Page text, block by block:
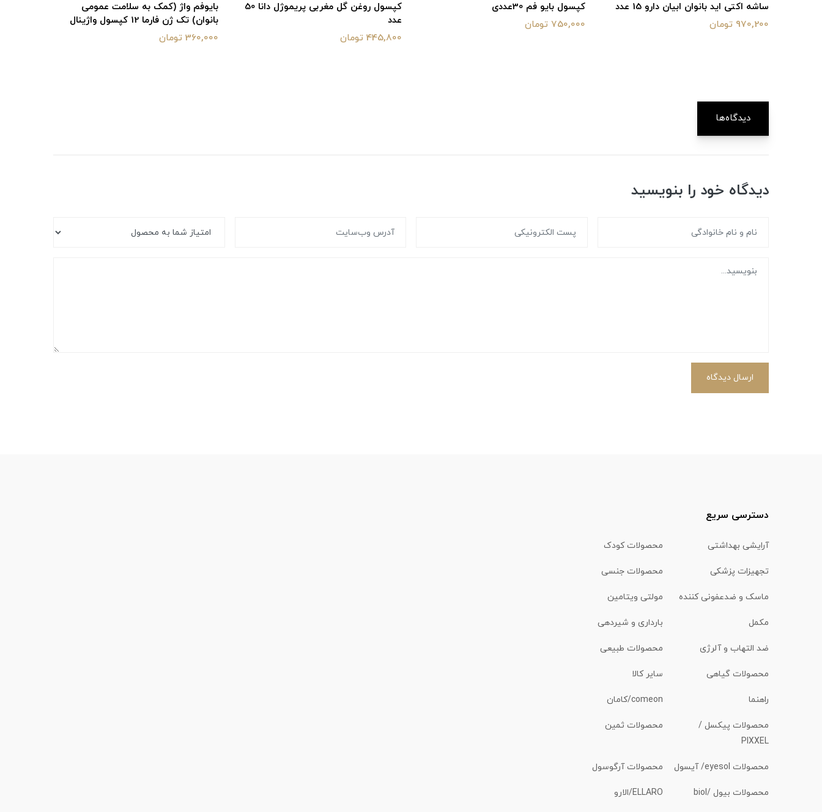
ساشه اکتی اید بانوان ابیان دارو 15 عدد
970,200 تومان
کپسول بایو فم 30عددی
750,000 تومان
کپسول روغن گل مغربی پریموژل دانا 50
عدد
445,800 تومان
بایوفم واژ (کمک به سلامت عمومی
بانوان) تک ژن فارما 12 کپسول واژینال
360,000 تومان
دیدگاه‌ها
دیدگاه خود را بنویسید
ارسال دیدگاه
دسترسی سریع
آرایشی بهداشتی محصولات کودک
تجهیزات پزشکی محصولات جنسی
ماسک و ضدعفونی کننده مولتی ویتامین
مکمل بارداری و شیردهی
ضد التهاب و آلرژی محصولات طبیعی
محصولات گیاهی سایر کالا
راهنما comeon/کامان
محصولات پیکسل /
PIXXEL
محصولات ثمین
محصولات eyesol/ آیسول محصولات آرگوسول
محصولات بیول /biol ELLARO/الارو